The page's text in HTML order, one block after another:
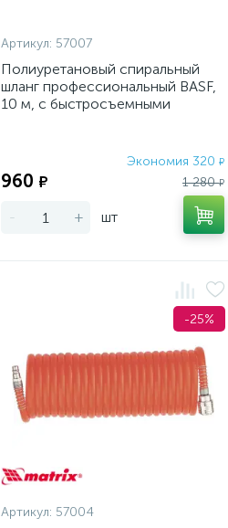
Артикул: 57007
Полиуретановый спиральный
шланг профессиональный BASF,
10 м, с быстросъемными
Экономия 320 ₽
960 ₽ 1 280₽
- + шт
-25%
Артикул: 57004